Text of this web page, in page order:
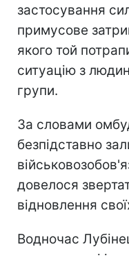
застосування
примусове
якого той
ситуацію з
групи.
За словами
безпідставно
довелося
відновлення
Водночас